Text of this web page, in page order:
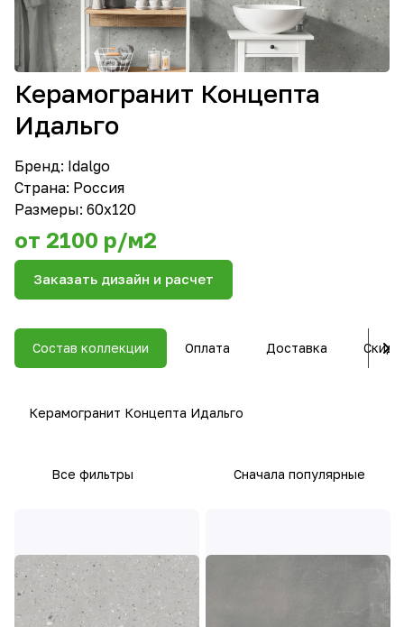
Керамогранит Концепта
Идальго
Бренд: Idalgo
Страна: Россия
Размеры: 60х120
от 2100 р/м2
Заказать дизайн и расчет
Состав коллекции Оплата Доставка
Керамогранит Концепта Идальго
Все фильтры Сначала популярные